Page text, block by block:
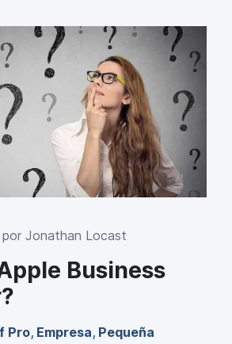
Jonathan Locast
Business
Pro, Empresa, Pequeña